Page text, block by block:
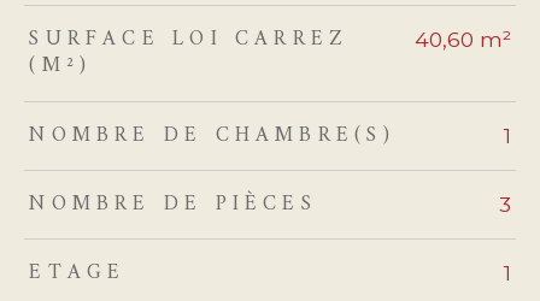
SURFACE LOI CARREZ
(M²)
40,60 m²
NOMBRE DE CHAMBRE(S) 1
NOMBRE DE PIÈCES 3
ETAGE 1